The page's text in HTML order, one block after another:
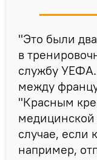
"Это были
в
службу
между
"Красным
медицинской
случае, если
например,